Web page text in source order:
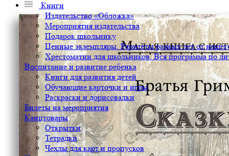
Книги
Издательство «Обложка»
Мероприятия издательства
Подарок школьнику
Ценные экземпляры. Раритеты разных лет от
Хрестоматии для школьников. Вся программа по
Воспитание и развитие ребенка
Книги для развития детей
Обучающие карточки и игры
Раскраски и дорисовалки
Билеты на мероприятия
Канцтовары
Открытки
Тетрадки
Чехлы для карт и пропусков